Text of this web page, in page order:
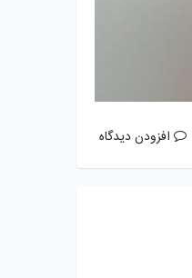
افزودن دیدگاه